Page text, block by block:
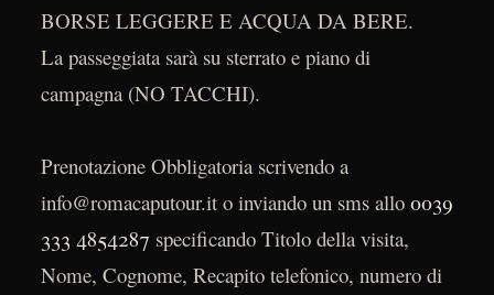
BORSE LEGGERE E ACQUA DA BERE.
La passeggiata sarà su sterrato e piano di
campagna (NO TACCHI).
Prenotazione Obbligatoria scrivendo a
info@romacaputour.it o inviando un sms allo 0039
333 4854287 specificando Titolo della visita,
Nome, Cognome, Recapito telefonico, numero di